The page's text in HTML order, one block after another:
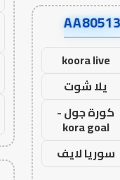
koora live
يلا شوت
كورة جول -
kora goal
سوريا لايف